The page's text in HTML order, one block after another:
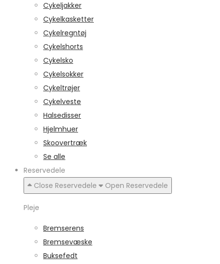
Cykeljakker
Cykelkasketter
Cykelregntøj
Cykelshorts
Cykelsko
Cykelsokker
Cykeltrøjer
Cykelveste
Halsedisser
Hjelmhuer
Skoovertræk
Se alle
Reservedele
Close Reservedele
Open Reservedele
Pleje
Bremserens
Bremsevæske
Buksefedt